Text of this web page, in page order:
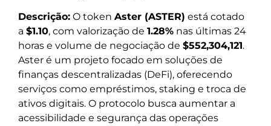
Descrição: O token Aster (ASTER) está cotado
a $1.10, com valorização de 1.28% nas últimas 24
horas e volume de negociação de $552,304,121.
Aster é um projeto focado em soluções de
finanças descentralizadas (DeFi), oferecendo
serviços como empréstimos, staking e troca de
ativos digitais. O protocolo busca aumentar a
acessibilidade e segurança das operações